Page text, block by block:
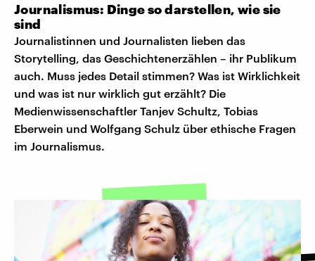
Journalismus: Dinge so darstellen, wie sie
sind
Journalistinnen und Journalisten lieben das
Storytelling, das Geschichtenerzählen – ihr Publikum
auch. Muss jedes Detail stimmen? Was ist Wirklichkeit
und was ist nur wirklich gut erzählt? Die
Medienwissenschaftler Tanjev Schultz, Tobias
Eberwein und Wolfgang Schulz über ethische Fragen
im Journalismus.